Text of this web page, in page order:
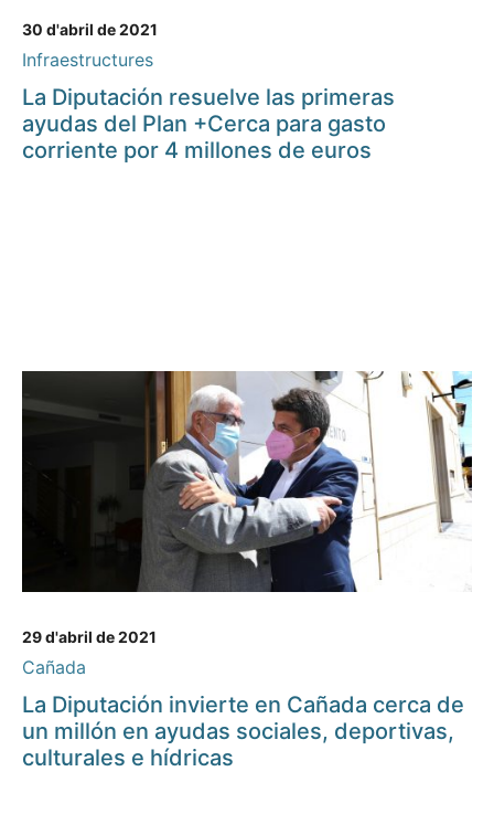
30 d'abril de 2021
Infraestructures
La Diputación resuelve las primeras
ayudas del Plan +Cerca para gasto
corriente por 4 millones de euros
29 d'abril de 2021
Cañada
La Diputación invierte en Cañada cerca de
un millón en ayudas sociales, deportivas,
culturales e hídricas